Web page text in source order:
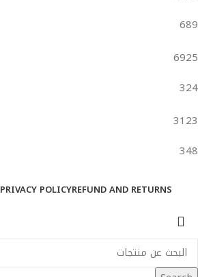
689
6925
324
3123
348
REFUND AND RETURNS
PRIVACY POLICY
المتجر
المفضلة
0
السلة
حسابي